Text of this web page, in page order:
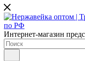
Интернет-магазин